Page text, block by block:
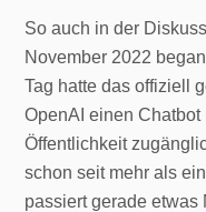
So auch in der
November 2022
Tag hatte das offiziell
OpenAI einen
Öffentlichkeit
schon seit mehr als
passiert gerade etwas